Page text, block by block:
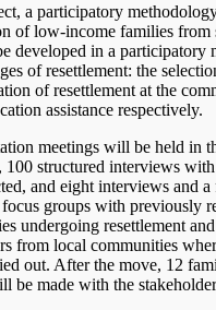
a participatory
of low-income families from
developed in a participatory
of resettlement: the
of resettlement at the
assistance respectively.
meetings will be held in
100 structured interviews
and eight interviews and a
groups with previously
undergoing resettlement
from local communities
out. After the move, 12
be made with the